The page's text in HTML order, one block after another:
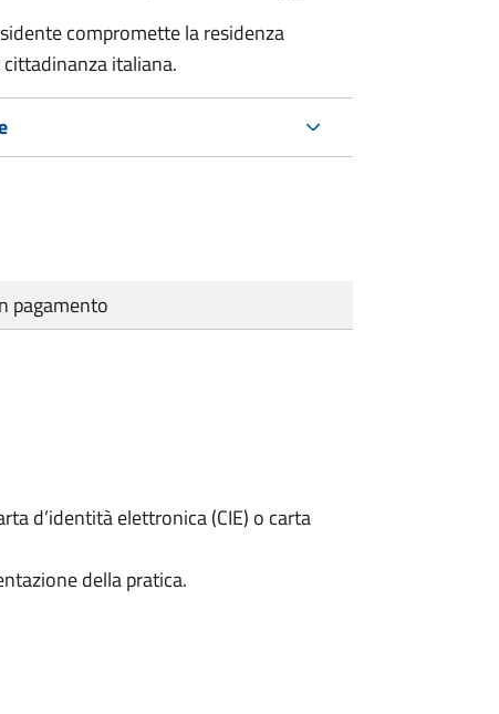
compromette la residenza
italiana.
pagamento
d’identità elettronica (CIE) o carta
della pratica.